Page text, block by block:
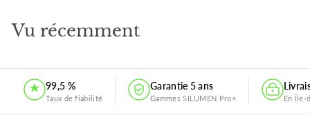
Vu récemment
99,5 %
Taux de fiabilité
Garantie 5 ans
Gammes SILUMEN Pro+ En Île-